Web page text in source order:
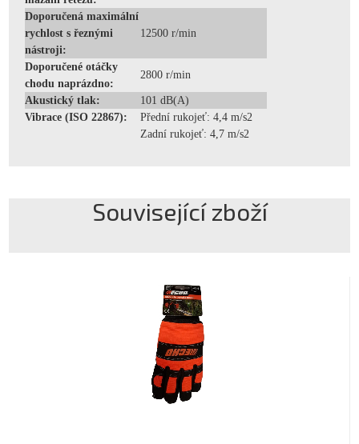
Doporučená maximální
rychlost s řeznými
nástroji:
12500 r/min
Doporučené otáčky
chodu naprázdno:
2800 r/min
Akustický tlak:
101 dB(A)
Vibrace (ISO 22867):
Přední rukojeť: 4,4 m/s2
Zadní rukojeť: 4,7 m/s2
Související zboží